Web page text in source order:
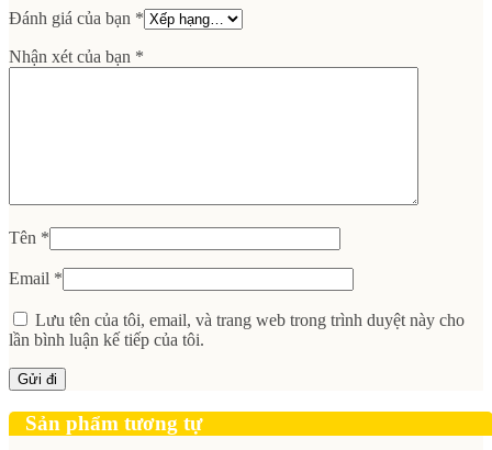
Đánh giá của bạn *
Nhận xét của bạn *
Tên *
Email *
Lưu tên của tôi, email, và trang web trong trình duyệt này cho
lần bình luận kế tiếp của tôi.
Sản phẩm tương tự